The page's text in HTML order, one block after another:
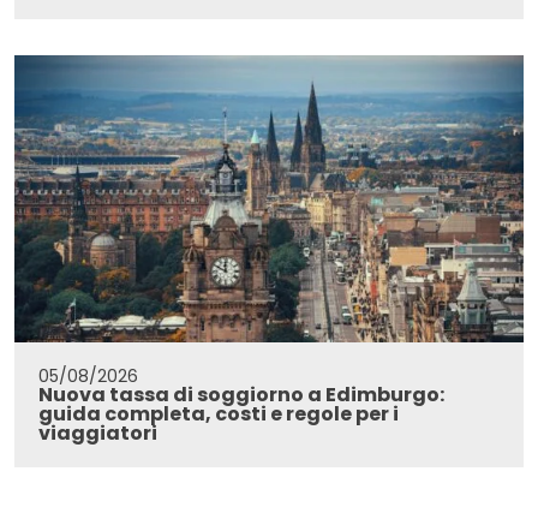
05/08/2026
Nuova tassa di soggiorno a Edimburgo:
guida completa, costi e regole per i
viaggiatori